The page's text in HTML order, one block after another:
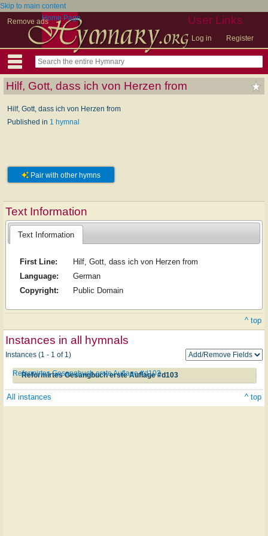
Skip to main content
Remove ads
User Links
Log in Register
Home Page
Hilf, Gott, dass ich von Herzen from
Hilf, Gott, dass ich von Herzen from
Published in 1 hymnal
Pair with other hymns
Text Information
Text Information
First Line:
Hilf, Gott, dass ich von Herzen from
Language:
German
Copyright:
Public Domain
^ top
Instances in all hymnals
Instances (1 - 1 of 1)
Reformirtes Gesangbuch erste Auflage #d103
Reformirtes Gesangbuch erste Auflage #d103
All instances ^ top